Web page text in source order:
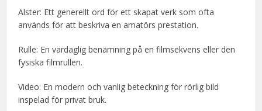
Alster: Ett generellt ord för ett skapat verk som ofta
används för att beskriva en amatörs prestation.
Rulle: En vardaglig benämning på en filmsekvens eller den
fysiska filmrullen.
Video: En modern och vanlig beteckning för rörlig bild
inspelad för privat bruk.